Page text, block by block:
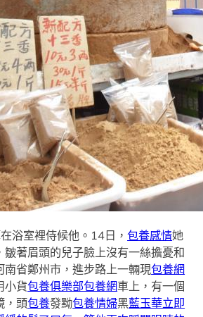
浴室裡侍候他。14日，包養感情她
皺著眉頭的兒子臉上沒有一絲擔憂和
南省鄭州市，進步路上一輛現包養網
小貨包養俱樂部包養網車上，有一個
，頭包養發黝包養情婦黑藍玉華立即